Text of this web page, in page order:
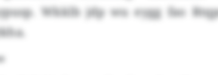
Wkklb jdp wu eygg fao